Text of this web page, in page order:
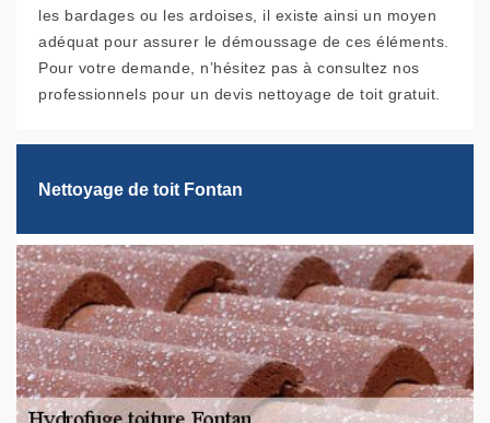
les bardages ou les ardoises, il existe ainsi un moyen
adéquat pour assurer le démoussage de ces éléments.
Pour votre demande, n’hésitez pas à consultez nos
professionnels pour un devis nettoyage de toit gratuit.
Nettoyage de toit Fontan